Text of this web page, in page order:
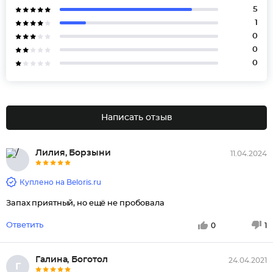
5
1
0
0
0
Написать отзыв
Лилия, Борзыни 11.04.2024
Куплено на Beloris.ru
Запах приятный, но ещё не пробовала
Ответить 0 1
Г
Галина, Боготол 24.04.2021